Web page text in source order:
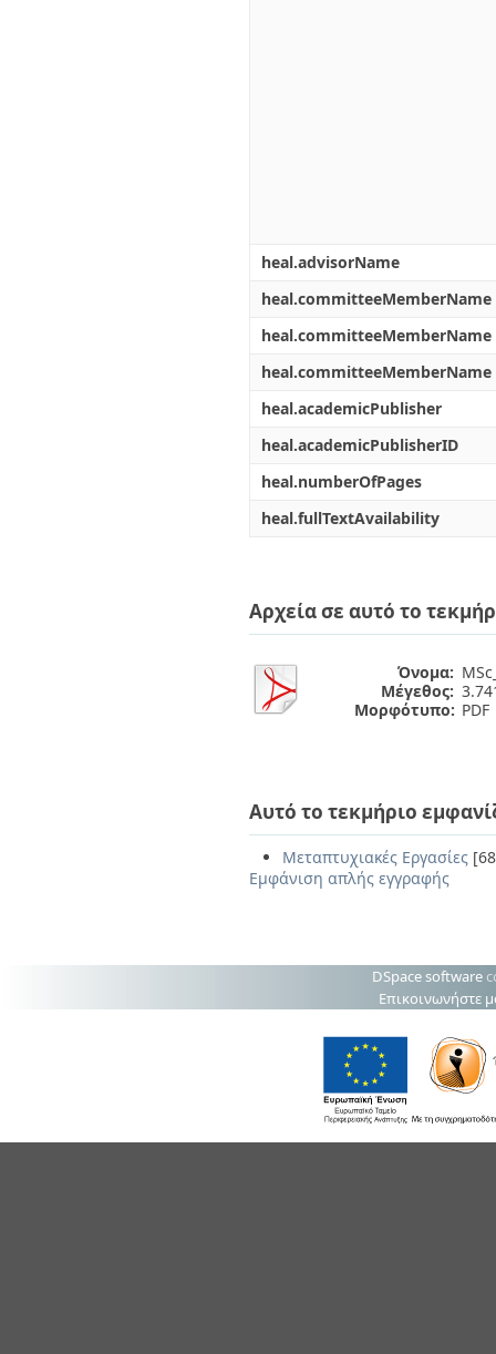
heal.advisorName
heal.committeeMemberName
heal.committeeMemberName
heal.committeeMemberName
heal.academicPublisher
heal.academicPublisherID
heal.numberOfPages
heal.fullTextAvailability
Αρχεία σε αυτό το
Όνομα:
Μέγεθος:
Μορφότυπο: PDF
Αυτό το τεκμήριο
Μεταπτυχιακές Εργασίες
Εμφάνιση απλής εγγραφής
DSpace software
Επικοινωνήστε